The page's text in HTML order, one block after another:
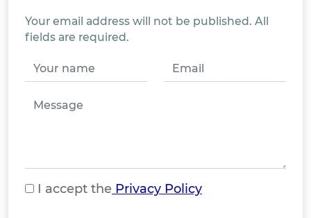
Your email address will not be published. All
fields are required.
I accept the Privacy Policy